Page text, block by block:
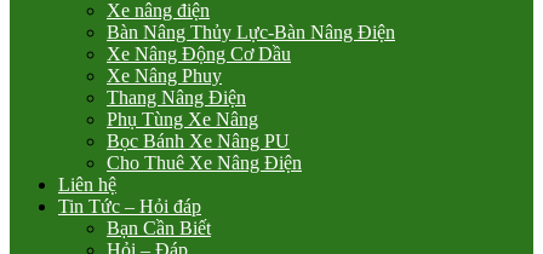
Xe nâng điện
Bàn Nâng Thủy Lực-Bàn Nâng Điện
Xe Nâng Động Cơ Dầu
Xe Nâng Phuy
Thang Nâng Điện
Phụ Tùng Xe Nâng
Bọc Bánh Xe Nâng PU
Cho Thuê Xe Nâng Điện
Liên hệ
Tin Tức – Hỏi đáp
Bạn Cần Biết
Hỏi – Đáp